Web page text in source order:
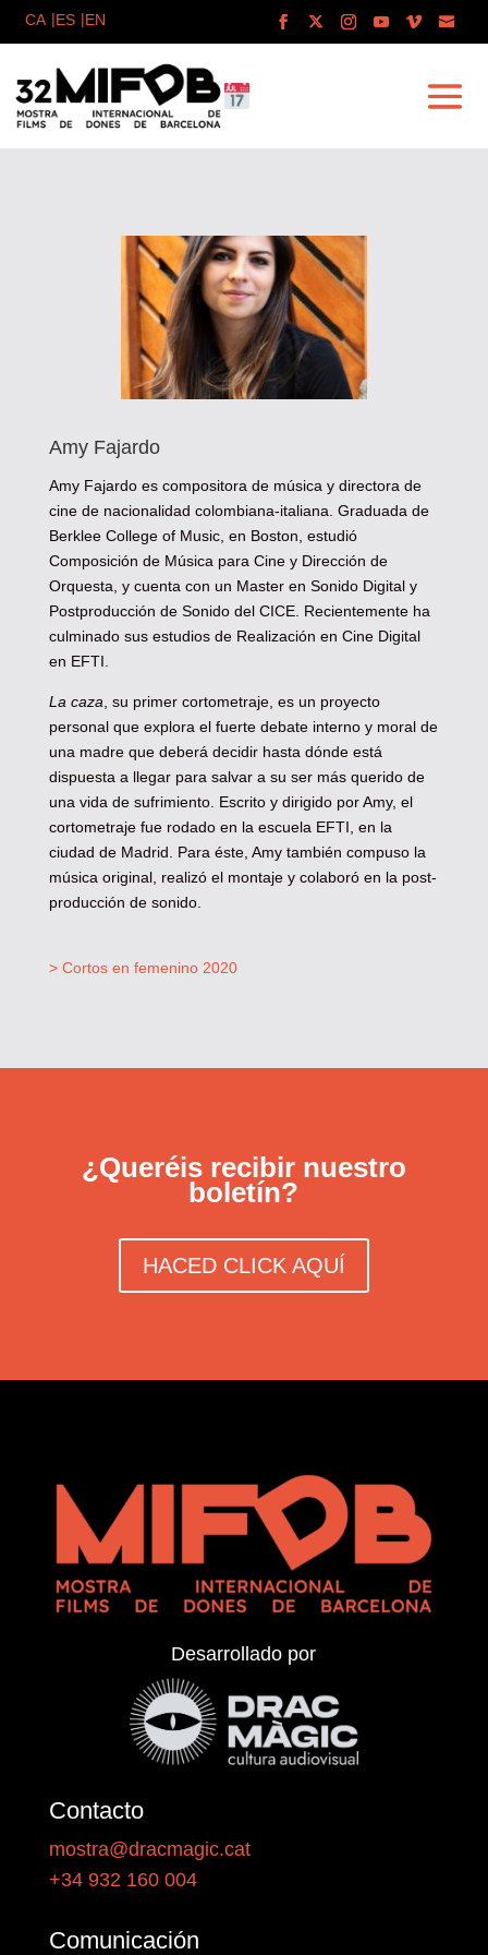
Amy Fajardo
Amy Fajardo es compositora de música y directora de
cine de nacionalidad colombiana-italiana. Graduada de
Berklee College of Music, en Boston, estudió
Composición de Música para Cine y Dirección de
Orquesta, y cuenta con un Master en Sonido Digital y
Postproducción de Sonido del CICE. Recientemente ha
culminado sus estudios de Realización en Cine Digital
en EFTI.
La caza , su primer cortometraje, es un proyecto
personal que explora el fuerte debate interno y moral de
una madre que deberá decidir hasta dónde está
dispuesta a llegar para salvar a su ser más querido de
una vida de sufrimiento. Escrito y dirigido por Amy, el
cortometraje fue rodado en la escuela EFTI, en la
ciudad de Madrid. Para éste, Amy también compuso la
música original, realizó el montaje y colaboró en la post-
producción de sonido.
> Cortos en femenino 2020
¿Queréis recibir nuestro
boletín?
HACED CLICK AQUÍ
Desarrollado por
Contacto
mostra@dracmagic.cat
+34 932 160 004
Comunicación